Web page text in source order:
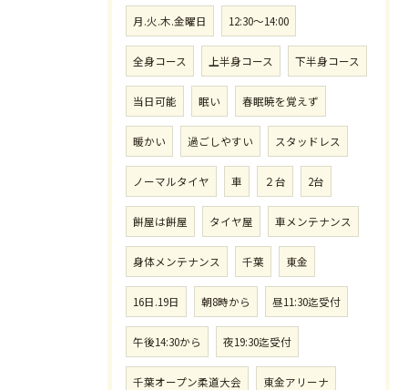
月.火.木.金曜日 12:30〜14:00
全身コース 上半身コース 下半身コース
当日可能 眠い 春眠暁を覚えず
暖かい 過ごしやすい スタッドレス
ノーマルタイヤ 車 ２台 2台
餅屋は餅屋 タイヤ屋 車メンテナンス
身体メンテナンス 千葉 東金
16日.19日 朝8時から 昼11:30迄受付
午後14:30から 夜19:30迄受付
千葉オープン柔道大会 東金アリーナ